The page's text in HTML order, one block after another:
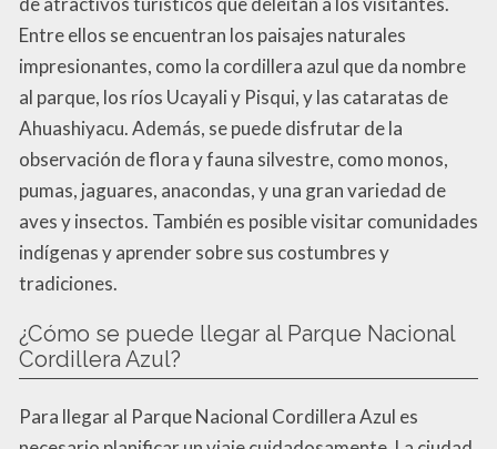
Entre ellos se encuentran los paisajes naturales
impresionantes, como la cordillera azul que da nombre
al parque, los ríos Ucayali y Pisqui, y las cataratas de
Ahuashiyacu. Además, se puede disfrutar de la
observación de flora y fauna silvestre, como monos,
pumas, jaguares, anacondas, y una gran variedad de
aves y insectos. También es posible visitar comunidades
indígenas y aprender sobre sus costumbres y
tradiciones.
¿Cómo se puede llegar al Parque Nacional
Cordillera Azul?
Para llegar al Parque Nacional Cordillera Azul es